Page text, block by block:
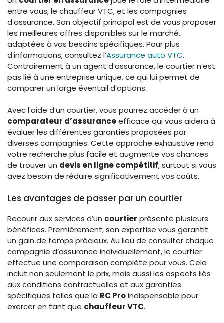
entre vous, le chauffeur VTC, et les compagnies
d’assurance. Son objectif principal est de vous proposer
les meilleures offres disponibles sur le marché,
adaptées à vos besoins spécifiques. Pour plus
d’informations, consultez l’Assurance auto VTC.
Contrairement à un agent d’assurance, le courtier n’est
pas lié à une entreprise unique, ce qui lui permet de
comparer un large éventail d’options.
Avec l’aide d’un courtier, vous pourrez accéder à un
comparateur d’assuranceefficace qui vous aidera à
évaluer les différentes garanties proposées par
diverses compagnies. Cette approche exhaustive rend
votre recherche plus facile et augmente vos chances
de trouver un devis en ligne compétitif, surtout si vous
avez besoin de réduire significativement vos coûts.
Les avantages de passer par un courtier
Recourir aux services d’un courtier présente plusieurs
bénéfices. Premièrement, son expertise vous garantit
un gain de temps précieux. Au lieu de consulter chaque
compagnie d’assurance individuellement, le courtier
effectue une comparaison complète pour vous. Cela
inclut non seulement le prix, mais aussi les aspects liés
aux conditions contractuelles et aux garanties
spécifiques telles que la RC Proindispensable pour
exercer en tant que chauffeur VTC.